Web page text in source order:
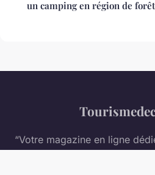
un camping en région de
“Votre magazine en ligne